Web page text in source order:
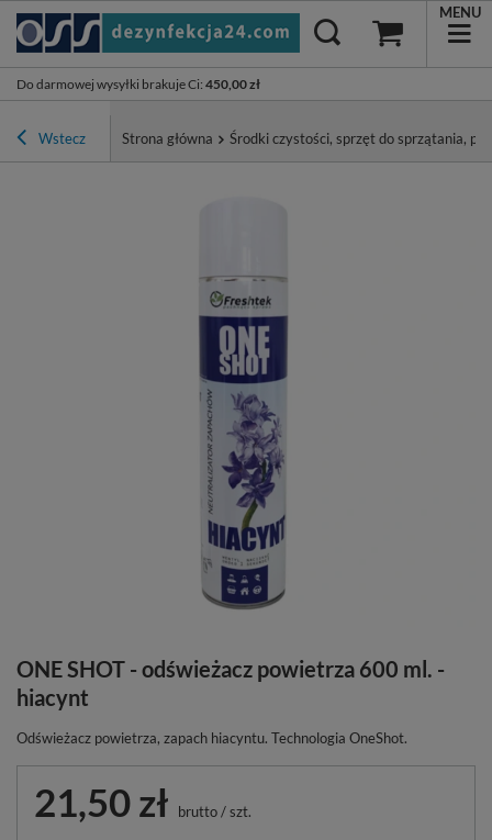
Do darmowej wysyłki brakuje Ci: 450,00 zł
MENU
Wstecz Strona główna Środki czystości, sprzęt do sprzątania,
ONE SHOT - odświeżacz powietrza 600 ml. -
hiacynt
Odświeżacz powietrza, zapach hiacyntu. Technologia OneShot.
21,50 zł brutto/szt.